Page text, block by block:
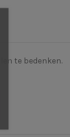
te bedenken.